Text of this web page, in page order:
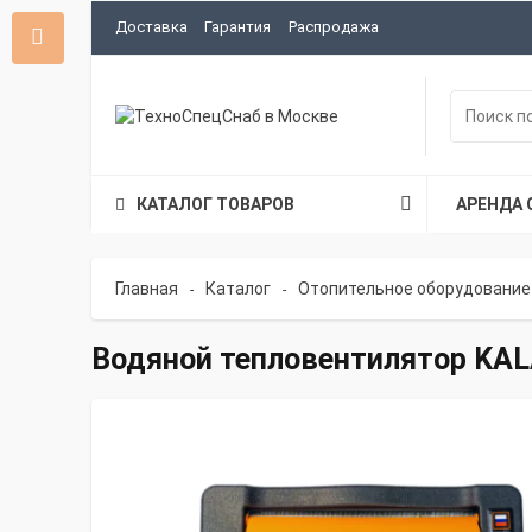
Доставка Гарантия Распродажа
КАТАЛОГ ТОВАРОВ АРЕНДА
Главная - Каталог - Отопительное оборудование
Водяной тепловентилятор